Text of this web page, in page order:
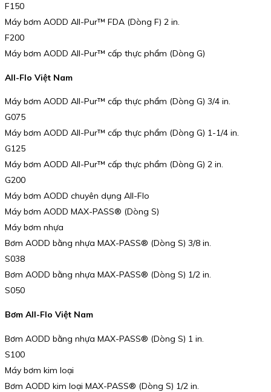
F150
Máy bơm AODD All-Pur™️ FDA (Dòng F) 2 in.
F200
Máy bơm AODD All-Pur™️ cấp thực phẩm (Dòng G)
All-Flo Việt Nam
Máy bơm AODD All-Pur™ cấp thực phẩm (Dòng G) 3/4 in.
G075
Máy bơm AODD All-Pur™ cấp thực phẩm (Dòng G) 1-1/4 in.
G125
Máy bơm AODD All-Pur™ cấp thực phẩm (Dòng G) 2 in.
G200
Máy bơm AODD chuyên dụng All-Flo
Máy bơm AODD MAX-PASS®️ (Dòng S)
Máy bơm nhựa
Bơm AODD bằng nhựa MAX-PASS® (Dòng S) 3/8 in.
S038
Bơm AODD bằng nhựa MAX-PASS® (Dòng S) 1/2 in.
S050
Bơm All-Flo Việt Nam
Bơm AODD bằng nhựa MAX-PASS® (Dòng S) 1 in.
S100
Máy bơm kim loại
Bơm AODD kim loại MAX-PASS® (Dòng S) 1/2 in.